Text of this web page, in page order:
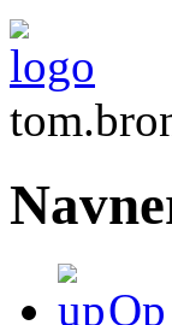
Op